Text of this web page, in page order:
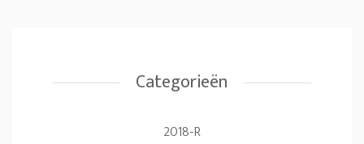
Categorieën
2018-R